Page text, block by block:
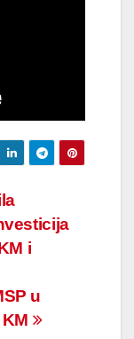
i
u